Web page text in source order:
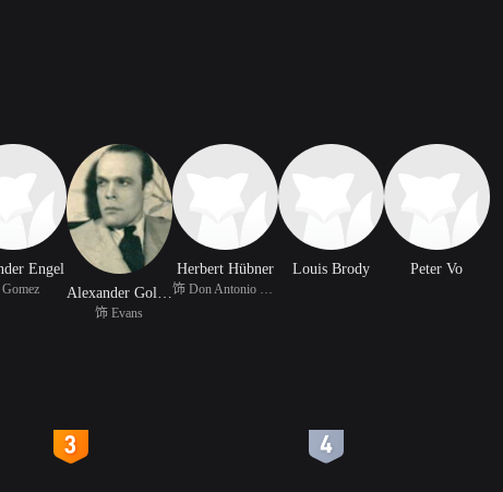
Engel
饰 Evans
Herbert Hübner
饰 Don Antonio de Garci
Louis Brody Peter Vo